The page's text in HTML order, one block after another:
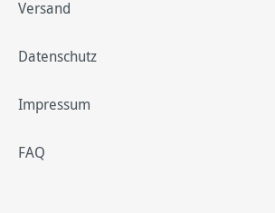
Versand
Datenschutz
Impressum
FAQ